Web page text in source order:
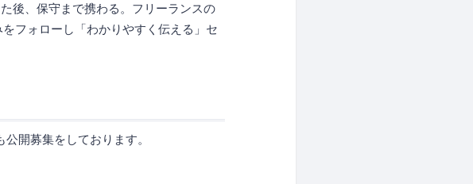
後、保守まで携わる。フリーランスの
フォローし「わかりやすく伝える」セ
開募集をしております。